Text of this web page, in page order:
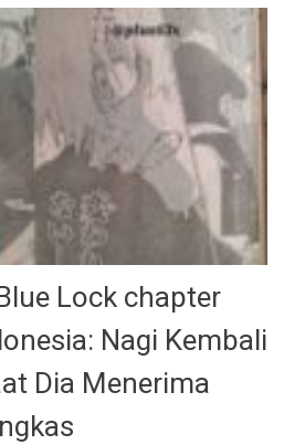
Lock chapter
Nagi Kembali
Dia Menerima